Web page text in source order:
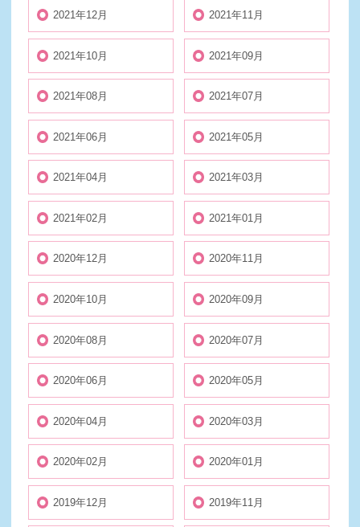
2021年12月 2021年11月
2021年10月 2021年09月
2021年08月 2021年07月
2021年06月 2021年05月
2021年04月 2021年03月
2021年02月 2021年01月
2020年12月 2020年11月
2020年10月 2020年09月
2020年08月 2020年07月
2020年06月 2020年05月
2020年04月 2020年03月
2020年02月 2020年01月
2019年12月 2019年11月